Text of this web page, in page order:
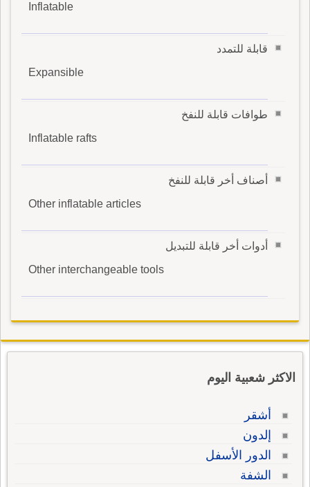
Inflatable
قابلة للتمدد
Expansible
طوافات قابلة للنفخ
Inflatable rafts
أصناف أخر قابلة للنفخ
Other inflatable articles
أدوات أخر قابلة للتبديل
Other interchangeable tools
الاكثر شعبية اليوم
أشقر
إلدون
الدور الأسفل
الشفة